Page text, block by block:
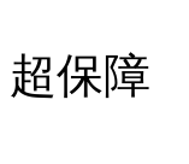
超保障